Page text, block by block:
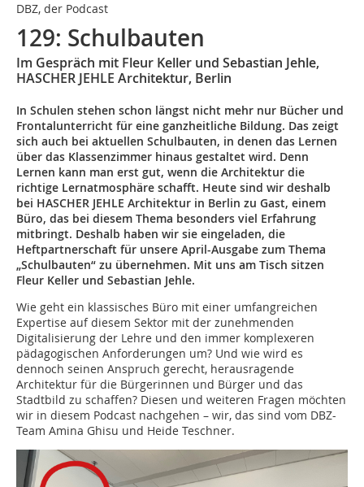
DBZ, der Podcast
129: Schulbauten
Im Gespräch mit Fleur Keller und Sebastian Jehle,
HASCHER JEHLE Architektur, Berlin
In Schulen stehen schon längst nicht mehr nur Bücher und
Frontalunterricht für eine ganzheitliche Bildung. Das zeigt
sich auch bei aktuellen Schulbauten, in denen das Lernen
über das Klassenzimmer hinaus gestaltet wird. Denn
Lernen kann man erst gut, wenn die Architektur die
richtige Lernatmosphäre schafft. Heute sind wir deshalb
bei HASCHER JEHLE Architektur in Berlin zu Gast, einem
Büro, das bei diesem Thema besonders viel Erfahrung
mitbringt. Deshalb haben wir sie eingeladen, die
Heftpartnerschaft für unsere April-Ausgabe zum Thema
„Schulbauten“ zu übernehmen. Mit uns am Tisch sitzen
Fleur Keller und Sebastian Jehle.
Wie geht ein klassisches Büro mit einer umfangreichen
Expertise auf diesem Sektor mit der zunehmenden
Digitalisierung der Lehre und den immer komplexeren
pädagogischen Anforderungen um? Und wie wird es
dennoch seinen Anspruch gerecht, herausragende
Architektur für die Bürgerinnen und Bürger und das
Stadtbild zu schaffen? Diesen und weiteren Fragen möchten
wir in diesem Podcast nachgehen – wir, das sind vom DBZ-
Team Amina Ghisu und Heide Teschner.